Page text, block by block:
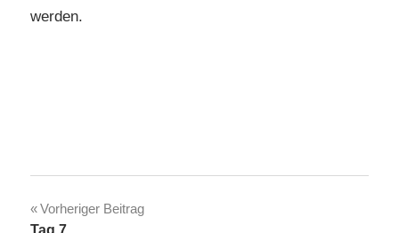
werden.
Beitragsnavigation
Vorheriger Beitrag